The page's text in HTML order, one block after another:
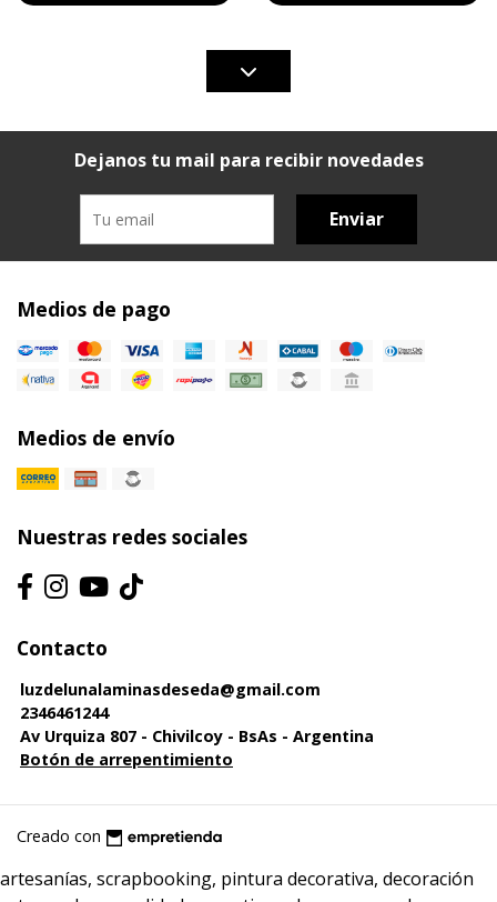
Dejanos tu mail para recibir novedades
Enviar
Medios de pago
Medios de envío
Nuestras redes sociales
Contacto
luzdelunalaminasdeseda@gmail.com
2346461244
Av Urquiza 807 - Chivilcoy - BsAs - Argentina
Botón de arrepentimiento
Creado con
artesanías, scrapbooking, pintura decorativa, decoración